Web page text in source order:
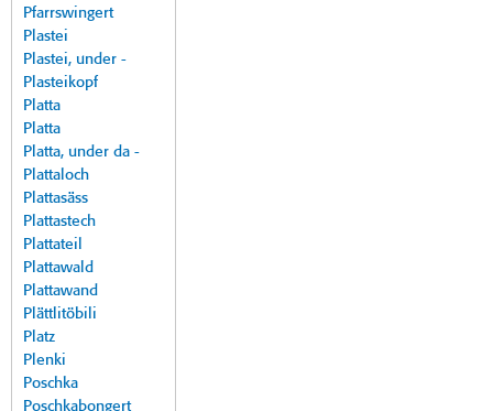
Pfarrswingert
Plastei
Plastei, under -
Plasteikopf
Platta
Platta
Platta, under da -
Plattaloch
Plattasäss
Plattastech
Plattateil
Plattawald
Plattawand
Plättlitöbili
Platz
Plenki
Poschka
Poschkabongert